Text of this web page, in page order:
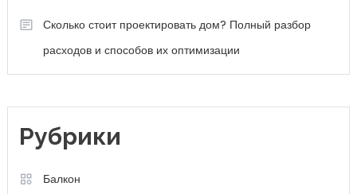
Сколько стоит проектировать дом? Полный разбор
расходов и способов их оптимизации
Рубрики
Балкон